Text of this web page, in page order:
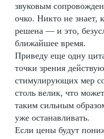
звуковым
очко. Никто не знает,
решена — и это,
ближайшее время.
Приведу еще одну
точки зрения
стимулирующих мер
столь велик, что
таким сильным
уже останавливать.
Если цены будут